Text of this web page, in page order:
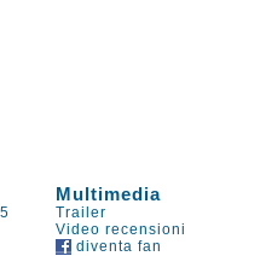
Multimedia
Trailer
Video recensioni
diventa fan